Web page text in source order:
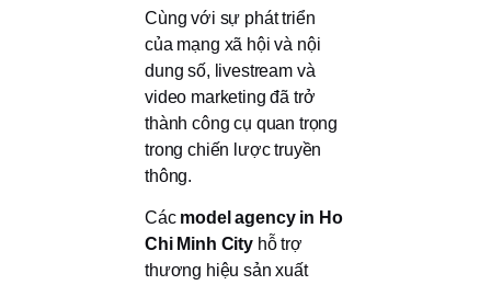
Cùng với sự phát triển
của mạng xã hội và nội
dung số, livestream và
video marketing đã trở
thành công cụ quan trọng
trong chiến lược truyền
thông.
Các model agency in Ho
Chi Minh Cityhỗ trợ
thương hiệu sản xuất